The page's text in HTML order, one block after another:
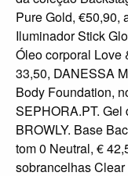
Pure Gold, €50,90,
Iluminador Stick
Óleo corporal Love
33,50, DANESSA
Body Foundation,
SEPHORA.PT. Gel
BROWLY. Base
tom 0 Neutral, €
sobrancelhas